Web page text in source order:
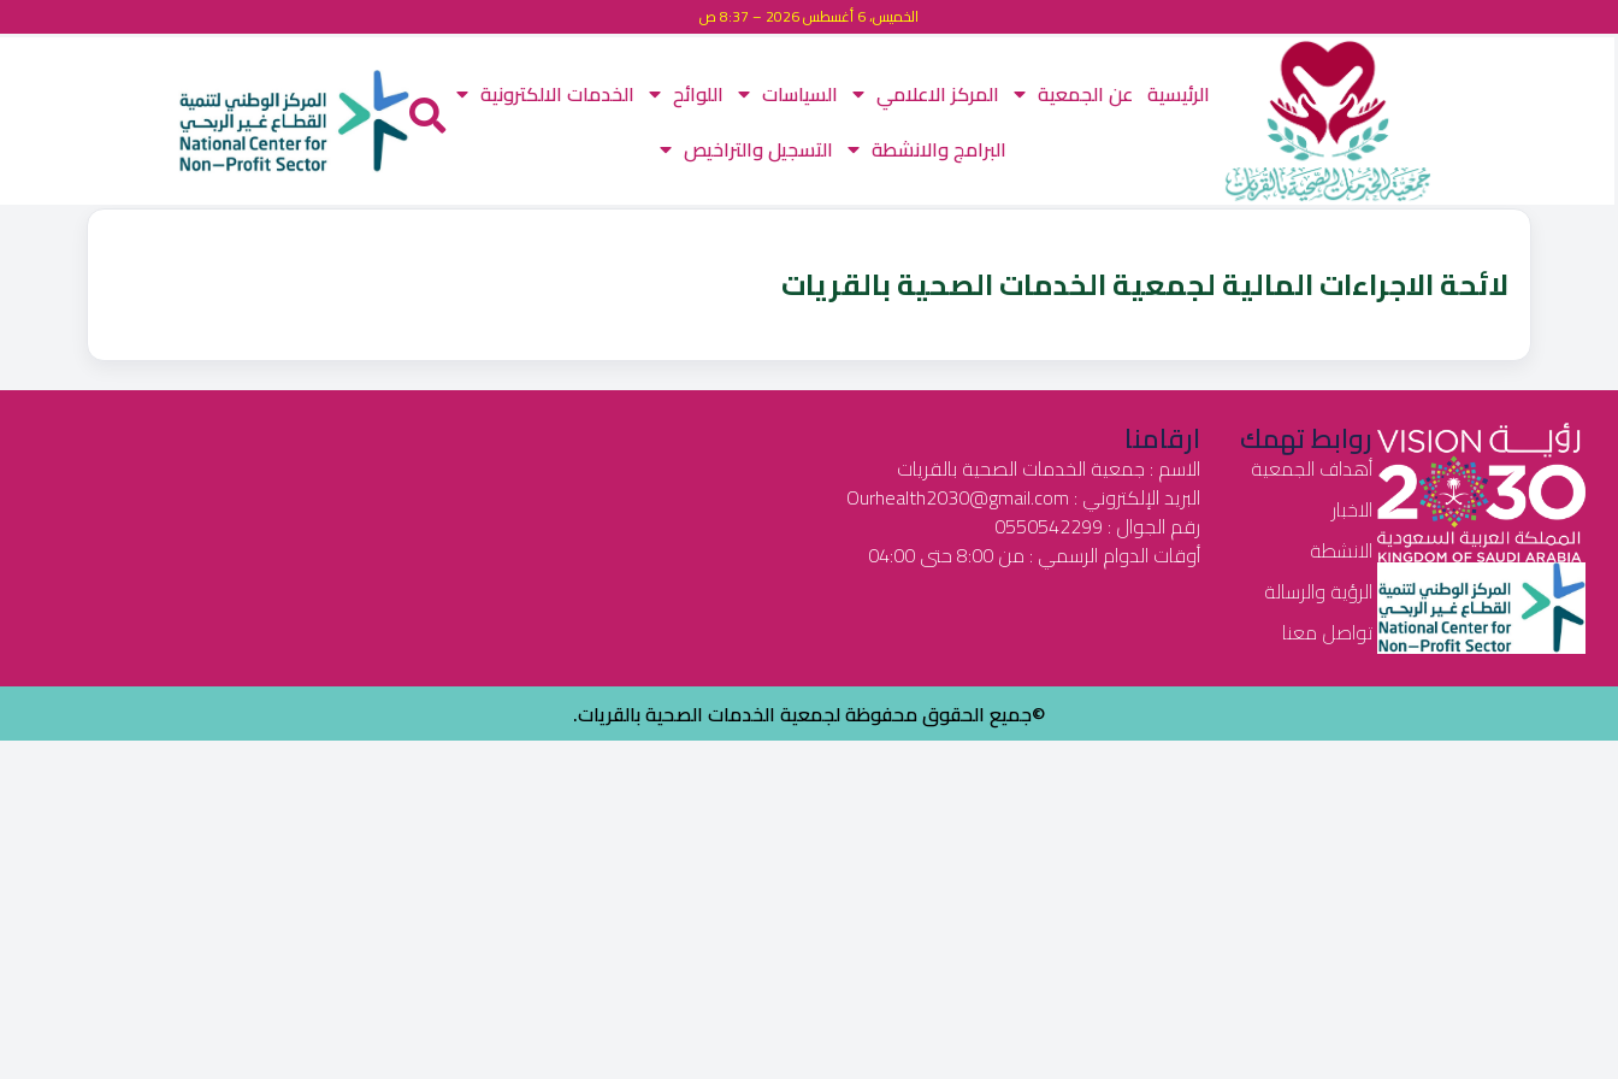
الخميس، 6 أغسطس 2026 – 8:37 ص
الرئيسية عن الجمعية المركز الاعلامي السياسات اللوائح
الخدمات الالكترونية
البرامج والانشطة
التسجيل والتراخيص
لائحة الاجراءات المالية لجمعية الخدمات الصحية بالقريات
روابط تهمك
أهداف الجمعية
الاخبار
الانشطة
الرؤية والرسالة
تواصل معنا
ارقامنا
الاسم : جمعية الخدمات الصحية بالقريات
البريد الإلكتروني : Ourhealth2030@gmail.com
رقم الجوال : 0550542299
أوقات الدوام الرسمي : من 8:00 حتى 04:00
©جميع الحقوق محفوظة لجمعية الخدمات الصحية بالقريات.